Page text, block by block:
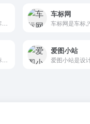
车标网
爱图小站